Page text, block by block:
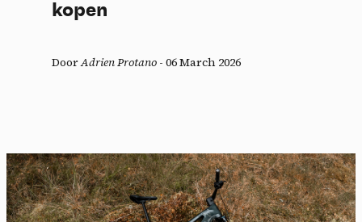
kopen
DoorAdrien Protano - 06 March 2026